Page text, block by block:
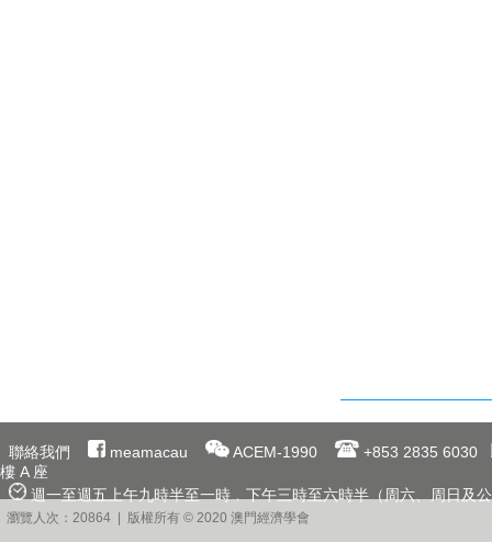
聯絡我們 meamacau ACEM-1990
+853 2835 6030
樓 A 座
週一至週五上午九時半至一時﹐下午三時至六時半（周六、周日及
瀏覽人次：20864 | 版權所有 © 2020 澳門經濟學會